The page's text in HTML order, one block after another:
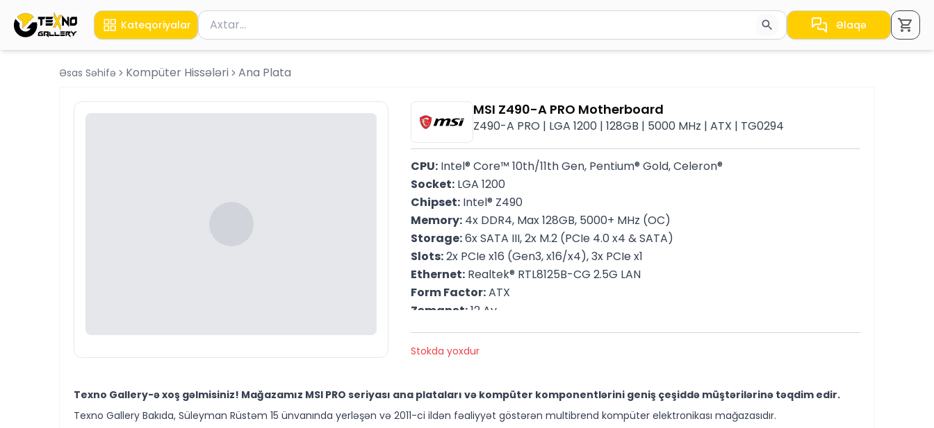
Kateqoriyalar Məhsul axtar
Axtarış üçün ən azı 2 simvol yazın. Göndərmək üçün Enter düyməsini basın və ya nəticələr arasında keçid etmək üçün ox
Əlaqə
Əsas Səhifə Kompüter Hissələri Ana Plata
MSI Z490-A PRO Motherboard
Z490-A PRO | LGA 1200​ | 128GB | 5000 MHz | ATX | TG0294
CPU: Intel® Core™ 10th/11th Gen, Pentium® Gold, Celeron®
Socket: LGA 1200
Chipset: Intel® Z490
Memory: 4x DDR4, Max 128GB, 5000+ MHz (OC)
Storage: 6x SATA III, 2x M.2 (PCIe 4.0 x4 & SATA)
Slots: 2x PCIe x16 (Gen3, x16/x4), 3x PCIe x1
Ethernet: Realtek® RTL8125B-CG 2.5G LAN
Form Factor: ATX
Zəmanət: 12 Ay
Stokda yoxdur
Texno Gallery-ə xoş gəlmisiniz! Mağazamız MSI PRO seriyası ana plataları və kompüter komponentlərini geniş çeşiddə müştərilərinə təqdim edir.
Texno Gallery Bakıda, Süleyman Rüstəm 15 ünvanında yerləşən və 2011-ci ildən fəaliyyət göstərən multibrend kompüter elektronikası mağazasıdır.